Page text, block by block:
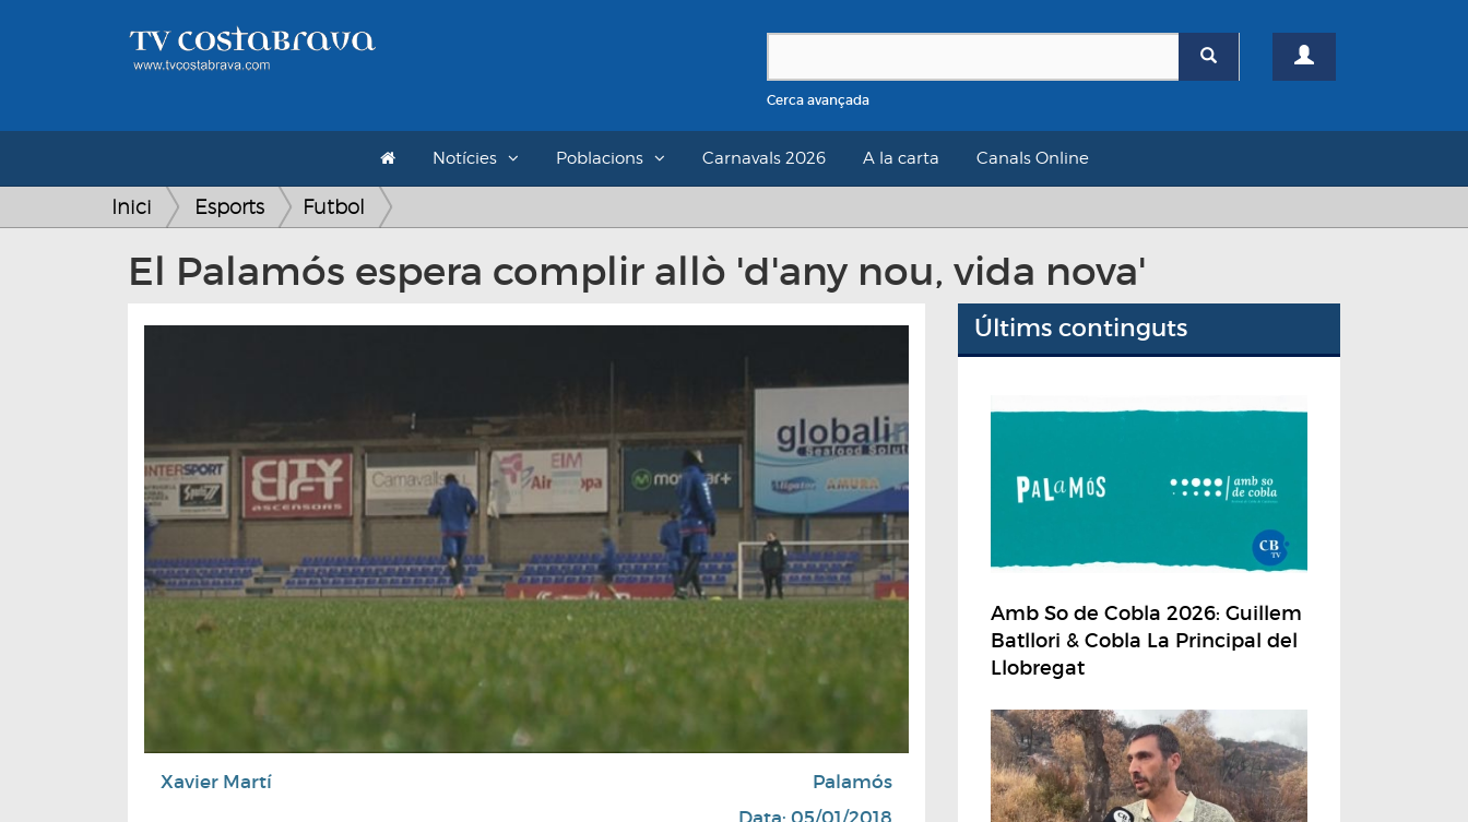
Cerca avançada
Notícies Poblacions Carnavals 2026 A la carta Canals Online
Inici Esports Futbol
El Palamós espera complir allò 'd'any nou, vida nova'
Xavier Martí
Palamós
Últims continguts
Amb So de Cobla 2026: Guillem
Batllori & Cobla La Principal del
Llobregat